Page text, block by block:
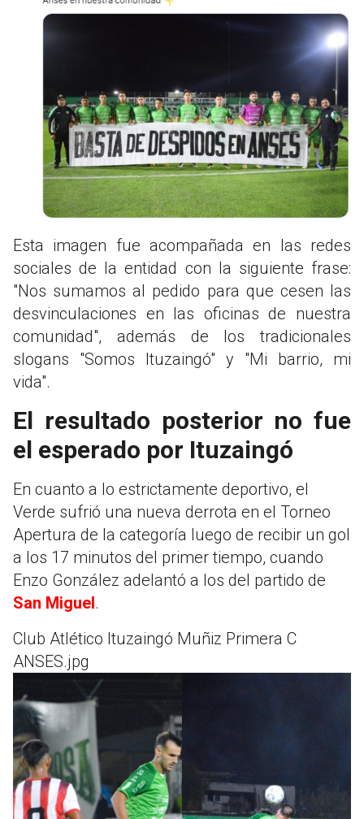
Esta imagen fue acompañada en las redes
sociales de la entidad con la siguiente frase:
"Nos sumamos al pedido para que cesen las
desvinculaciones en las oficinas de nuestra
comunidad", además de los tradicionales
slogans "Somos Ituzaingó" y "Mi barrio, mi
vida".
El resultado posterior no fue
el esperado por Ituzaingó
En cuanto a lo estrictamente deportivo, el
Verde sufrió una nueva derrota en el Torneo
Apertura de la categoría luego de recibir un gol
a los 17 minutos del primer tiempo, cuando
Enzo González adelantó a los del partido de
San Miguel.
Club Atlético Ituzaingó Muñiz Primera C
ANSES.jpg